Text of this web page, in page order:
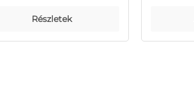
Részletek